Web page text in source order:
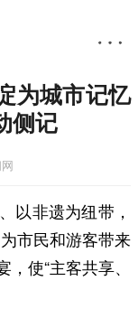
为城市记忆
侧记
以非遗为纽带，
市民和游客带来
使“主客共享、